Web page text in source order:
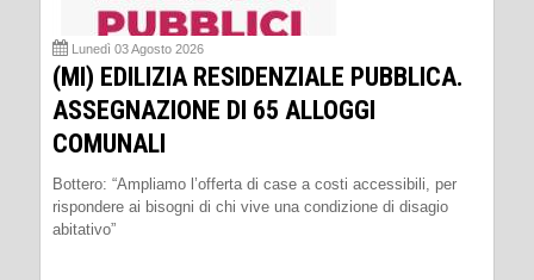
Lunedì 03 Agosto 2026
(MI) EDILIZIA RESIDENZIALE PUBBLICA.
ASSEGNAZIONE DI 65 ALLOGGI
COMUNALI
Bottero: “Ampliamo l’offerta di case a costi accessibili, per
rispondere ai bisogni di chi vive una condizione di disagio
abitativo”